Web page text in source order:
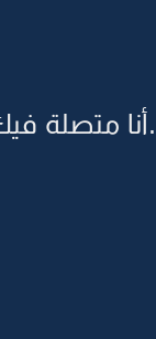
متصلة